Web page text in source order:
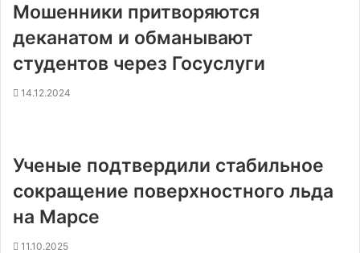
Мошенники притворяются
деканатом и обманывают
студентов через Госуслуги
14.12.2024
Ученые подтвердили стабильное
сокращение поверхностного льда
на Марсе
11.10.2025